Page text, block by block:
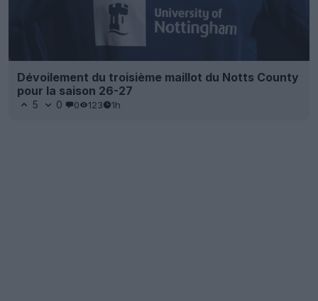
Dévoilement du troisième maillot du Notts County
pour la saison 26-27
5 0 0 123 1h